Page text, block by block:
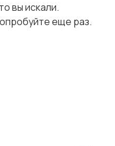
вы искали.
еще раз.